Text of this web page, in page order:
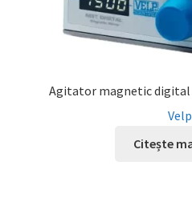
Agitator magnetic digital
Velp
Citește